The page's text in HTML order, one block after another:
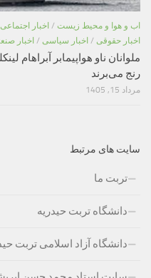
اب و هوا و محیط زیست / اخبار اجتماعی
اخبار حقوقی / اخبار سیاسی / اخبار
ملوانان ناو هواپیمابر آبراهام
رنج می‌برند
مرداد 15, 1405
سایت های مرتبط
تربت ما
دانشگاه تربت حیدریه
دانشگاه آزاد اسلامی تربت